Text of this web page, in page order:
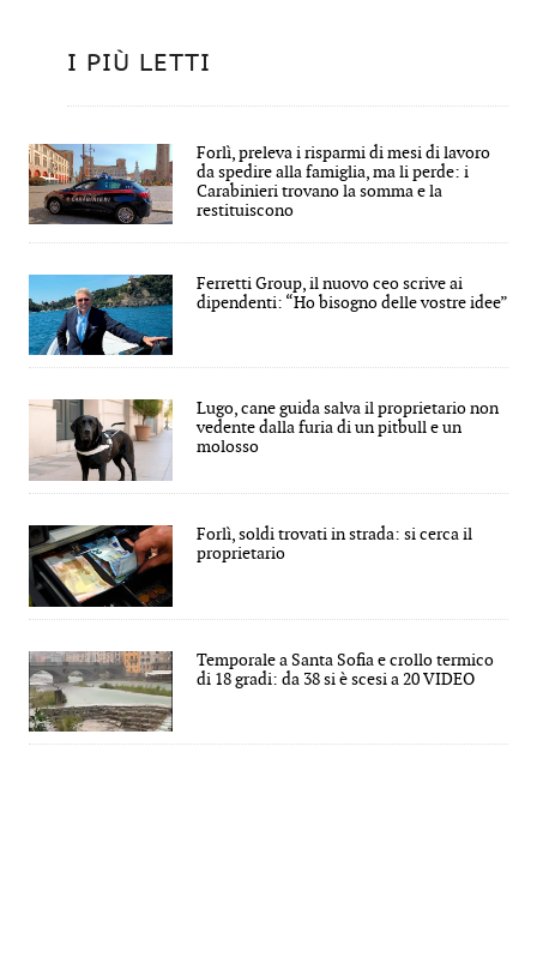
I PIÙ LETTI
Forlì, preleva i risparmi di mesi di lavoro
da spedire alla famiglia, ma li perde: i
Carabinieri trovano la somma e la
restituiscono
Ferretti Group, il nuovo ceo scrive ai
dipendenti: “Ho bisogno delle vostre idee”
Lugo, cane guida salva il proprietario non
vedente dalla furia di un pitbull e un
molosso
Forlì, soldi trovati in strada: si cerca il
proprietario
Temporale a Santa Sofia e crollo termico
di 18 gradi: da 38 si è scesi a 20 VIDEO